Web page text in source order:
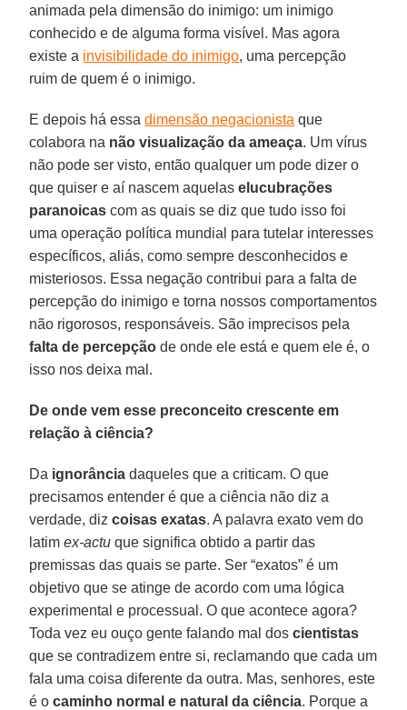
animada pela dimensão do inimigo: um inimigo
conhecido e de alguma forma visível. Mas agora
existe a invisibilidade do inimigo, uma percepção
ruim de quem é o inimigo.
E depois há essadimensão negacionista que
colabora na não visualização da ameaça. Um vírus
não pode ser visto, então qualquer um pode dizer o
que quiser e aí nascem aquelaselucubrações
paranoicas com as quais se diz que tudo isso foi
uma operação política mundial para tutelar interesses
específicos, aliás, como sempre desconhecidos e
misteriosos. Essa negação contribui para a falta de
percepção do inimigo e torna nossos comportamentos
não rigorosos, responsáveis. São imprecisos pela
falta de percepção de onde ele está e quem ele é, o
isso nos deixa mal.
De onde vem esse preconceito crescente em
relação à ciência?
Da ignorância daqueles que a criticam. O que
precisamos entender é que a ciência não diz a
verdade, dizcoisas exatas. A palavra exato vem do
latimex-actu que significa obtido a partir das
premissas das quais se parte. Ser “exatos” é um
objetivo que se atinge de acordo com uma lógica
experimental e processual. O que acontece agora?
Toda vez eu ouço gente falando mal doscientistas
que se contradizem entre si, reclamando que cada um
fala uma coisa diferente da outra. Mas, senhores, este
é ocaminho normal e natural da ciência. Porque a